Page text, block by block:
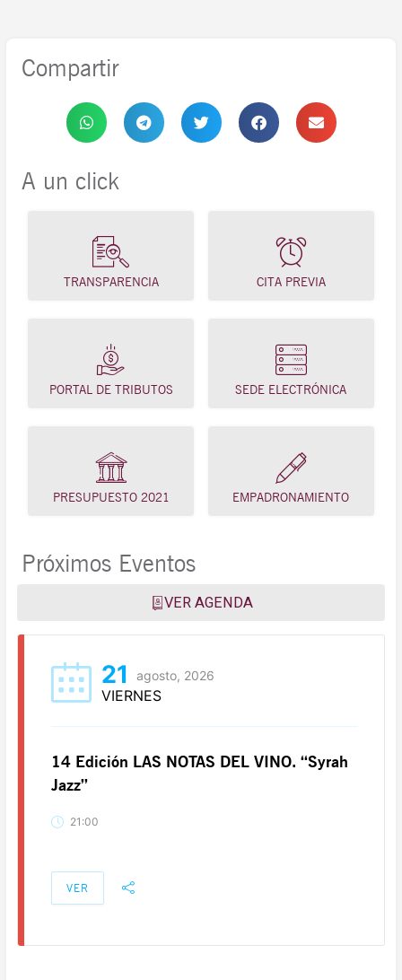
Compartir
A un click
TRANSPARENCIA CITA PREVIA
PORTAL DE TRIBUTOS SEDE ELECTRÓNICA
PRESUPUESTO 2021 EMPADRONAMIENTO
Próximos Eventos
VER AGENDA
21 agosto, 2026
VIERNES
14 Edición LAS NOTAS DEL VINO. “Syrah
Jazz”
21:00
VER